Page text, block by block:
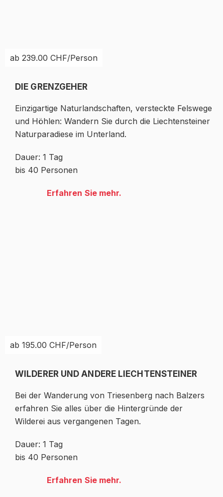
ab 239.00 CHF/Person
DIE GRENZGEHER
Einzigartige Naturlandschaften, versteckte Felswege
und Höhlen: Wandern Sie durch die Liechtensteiner
Naturparadiese im Unterland.
Dauer: 1 Tag
bis 40 Personen
Erfahren Sie mehr.
ab 195.00 CHF/Person
WILDERER UND ANDERE LIECHTENSTEINER
Bei der Wanderung von Triesenberg nach Balzers
erfahren Sie alles über die Hintergründe der
Wilderei aus vergangenen Tagen.
Dauer: 1 Tag
bis 40 Personen
Erfahren Sie mehr.